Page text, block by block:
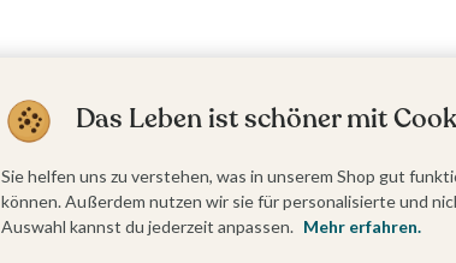
Das Leben ist schöner mit
Sie helfen uns zu verstehen, was in unserem Shop gut
können. Außerdem nutzen wir sie für personalisierte und
Auswahl kannst du jederzeit anpassen. Mehr erfahren.